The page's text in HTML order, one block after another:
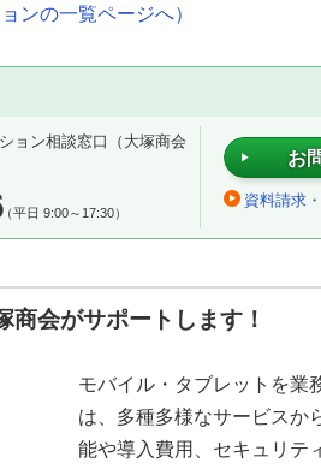
ンの一覧ページへ）
ョン相談窓口
（大塚商会
（平日 9:00～17:30）
お
資料請求
会がサポートします！
モバイル・タブレットを業
は、多種多様なサービスか
能や導入費用、セキュリテ